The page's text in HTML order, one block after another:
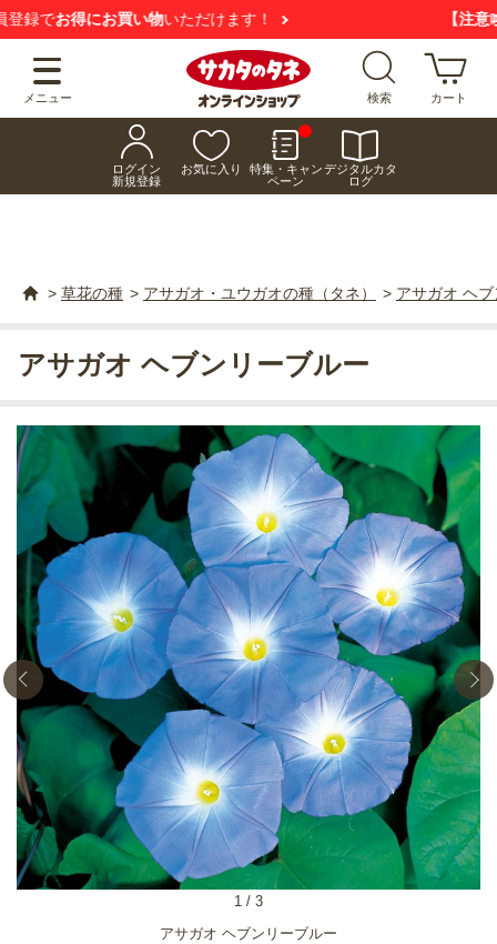
【注意喚起】悪質な偽サイトにご注意ください
メニュー 検索 カート
ログイン
新規登録
お気に入り
特集・キャン
ペーン
デジタルカタ
ログ
> 草花の種 > アサガオ・ユウガオの種（タネ） > アサガオ ヘ
アサガオ ヘブンリーブルー
1 / 3
アサガオ ヘブンリーブルー